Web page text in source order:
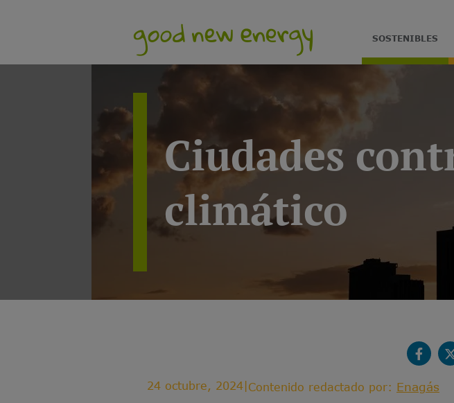
SOSTENIBLES
Ciudades
climático
24 octubre, 2024 Contenido redactado por: Enagás